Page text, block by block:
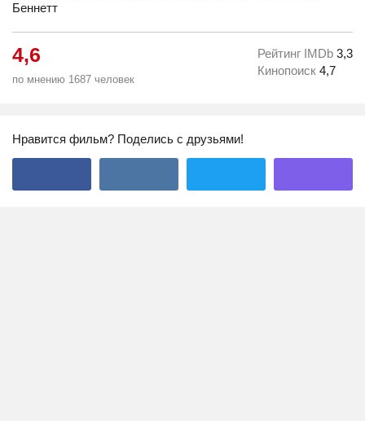
Беннетт
4,6
по мнению 1687 человек
Рейтинг IMDb 3,3
Кинопоиск 4,7
Нравится фильм? Поделись с друзьями!